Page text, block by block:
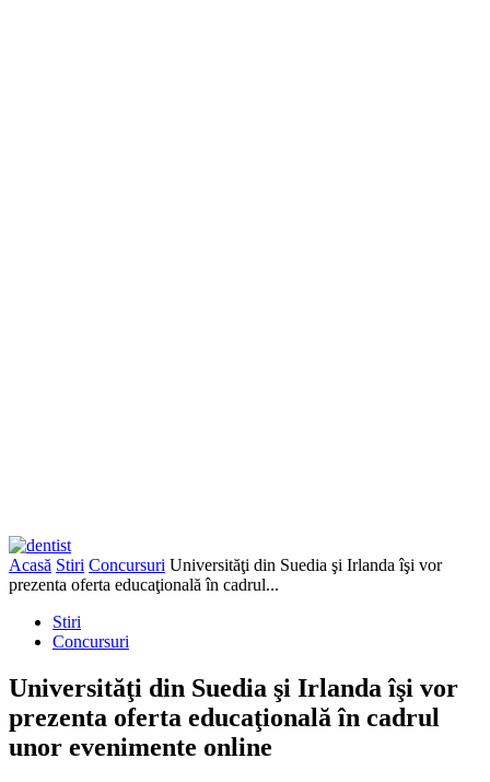
Acasă Stiri Concursuri Universităţi din Suedia şi Irlanda îşi vor
prezenta oferta educaţională în cadrul...
Stiri
Concursuri
Universităţi din Suedia şi Irlanda îşi vor
prezenta oferta educaţională în cadrul
unor evenimente online